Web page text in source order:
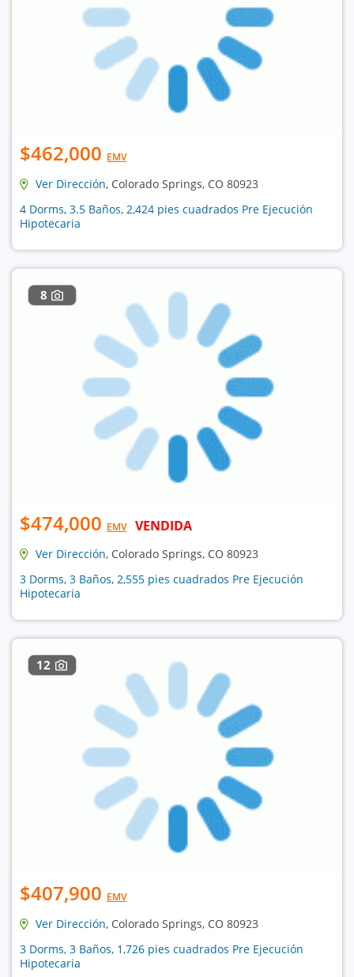
$462,000 EMV
Ver Dirección, Colorado Springs, CO 80923
4 Dorms, 3.5 Baños, 2,424 pies cuadrados Pre Ejecución
Hipotecaria
8
$474,000 EMV VENDIDA
Ver Dirección, Colorado Springs, CO 80923
3 Dorms, 3 Baños, 2,555 pies cuadrados Pre Ejecución
Hipotecaria
12
$407,900 EMV
Ver Dirección, Colorado Springs, CO 80923
3 Dorms, 3 Baños, 1,726 pies cuadrados Pre Ejecución
Hipotecaria